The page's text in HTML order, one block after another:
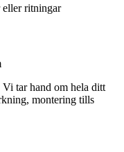
eller ritningar
tar hand om hela ditt
montering tills